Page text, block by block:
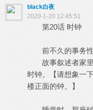
black白夜
2020-1-20 12:45:51
第20话 时钟
前不久的事务性
故事叙述者家里
时钟。【请想象一
楼正面的钟。】